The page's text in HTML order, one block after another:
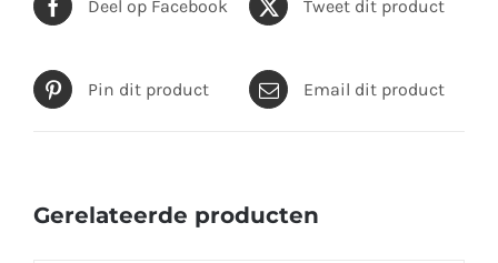
Deel op Facebook Tweet dit product
Pin dit product Email dit product
Gerelateerde producten